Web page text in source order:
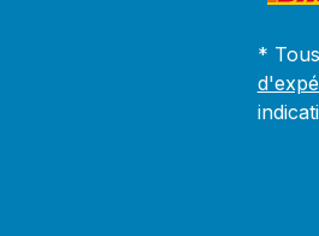
*